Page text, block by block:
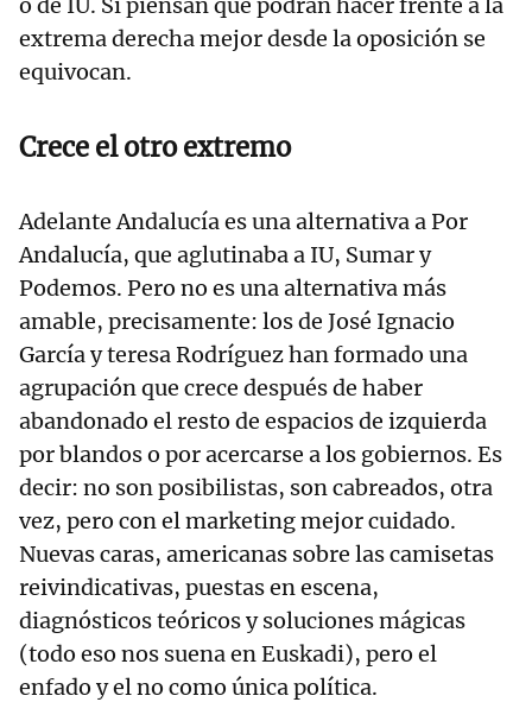
o de IU. Si piensan que podrán hacer frente a la
extrema derecha mejor desde la oposición se
equivocan.
Crece el otro extremo
Adelante Andalucía es una alternativa a Por
Andalucía, que aglutinaba a IU, Sumar y
Podemos. Pero no es una alternativa más
amable, precisamente: los de José Ignacio
García y teresa Rodríguez han formado una
agrupación que crece después de haber
abandonado el resto de espacios de izquierda
por blandos o por acercarse a los gobiernos. Es
decir: no son posibilistas, son cabreados, otra
vez, pero con el marketing mejor cuidado.
Nuevas caras, americanas sobre las camisetas
reivindicativas, puestas en escena,
diagnósticos teóricos y soluciones mágicas
(todo eso nos suena en Euskadi), pero el
enfado y el no como única política.